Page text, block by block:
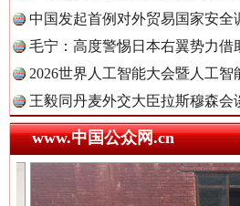
中国医
中国企
“后车司机肯定在骂我”
中国发起首例对外贸易国家安全
毛宁：高度警惕日本右翼势力借
2026世界人工智能大会暨人工智
王毅同丹麦外交大臣拉斯穆森会
www.中国公众网.cn